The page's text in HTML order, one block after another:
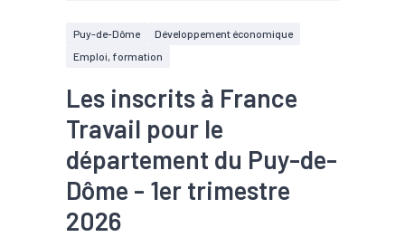
Puy-de-Dôme
Développement économique
Emploi, formation
Les inscrits à France
Travail pour le
département du Puy-de-
Dôme - 1er trimestre
2026